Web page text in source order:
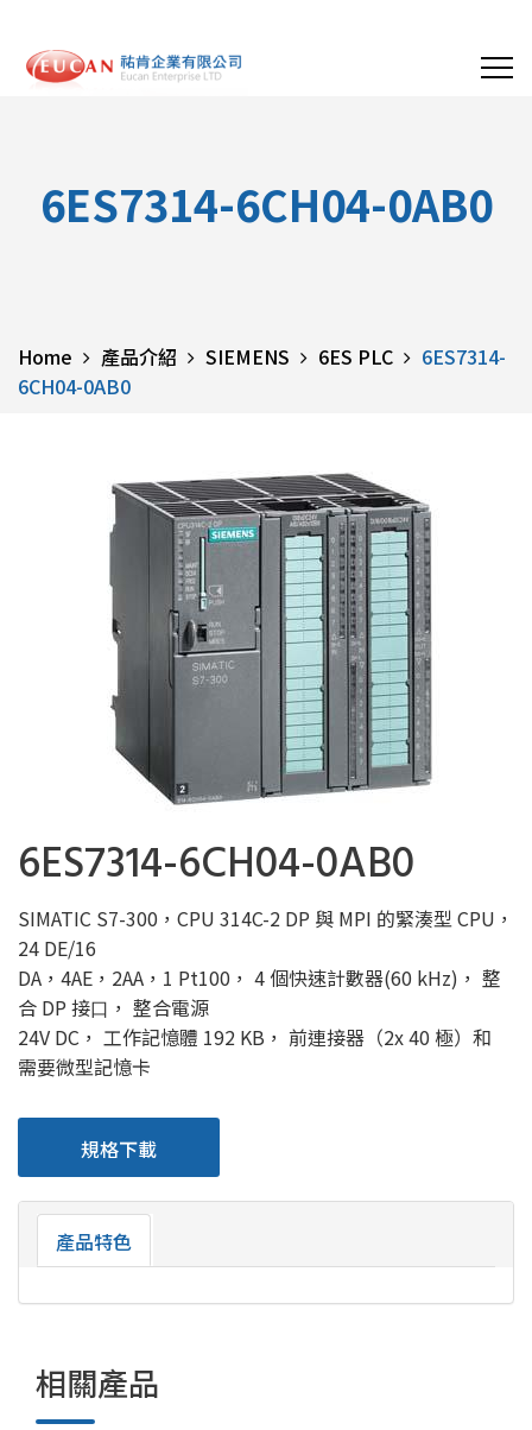
6ES7314-6CH04-0AB0
Home 產品介紹 SIEMENS 6ES PLC
6ES7314-
6CH04-0AB0
6ES7314-6CH04-0AB0
SIMATIC S7-300，CPU 314C-2 DP 與 MPI 的緊湊型 CPU，
24 DE/16
DA，4AE，2AA，1 Pt100， 4 個快速計數器(60 kHz)， 整
合 DP 接⼝， 整合電源
24V DC， ⼯作記憶體 192 KB， 前連接器（2x 40 極）和
需要微型記憶卡
規格下載
產品特色
相關產品